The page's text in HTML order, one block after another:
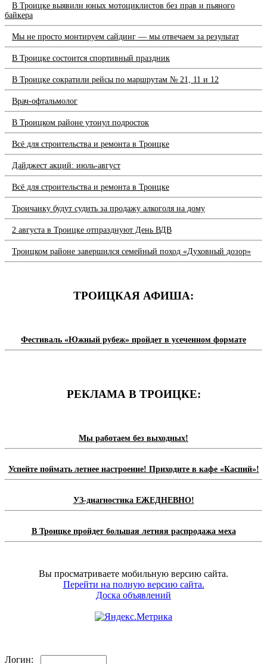
В Троицке выявили юных мотоциклистов без прав и пьяного
байкера
Мы не просто монтируем сайдинг — мы отвечаем за результат
В Троицке состоится спортивный праздник
В Троицке сократили рейсы по маршрутам № 21, 11 и 12
Врач-офтальмолог
В Троицком районе утонул подросток
Всё для строительства и ремонта в Троицке
Дайджест акций: июль-август
Всё для строительства и ремонта в Троицке
Троичанку будут судить за продажу алкоголя на дому
2 августа в Троицке отпразднуют День ВДВ
Троицком районе завершился семейный поход «Духовный дозор»
ТРОИЦКАЯ АФИША:
Фестиваль «Южный рубеж» пройдет в усеченном формате
РЕКЛАМА В ТРОИЦКЕ:
Мы работаем без выходных!
Успейте поймать летнее настроение! Приходите в кафе «Каспий»!
УЗ-диагностика ЕЖЕДНЕВНО!
В Троицке пройдет большая летняя распродажа меха
Вы просматриваете мобильную версию сайта.
Перейти на полную версию сайта.
Доска объявлений
Логин: